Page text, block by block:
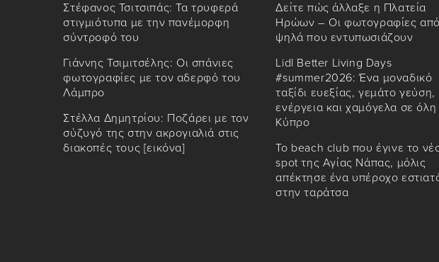
Στέφανος Τσιτσιπάς: Τα τρυφερά
στιγμιότυπα με την πανέμορφη
σύντροφό του
Γιάννης Τσιμιτσέλης: Οι σπάνιες
φωτογραφίες με τον αδερφό του
Λάμπρο
Στέλλα Δημητρίου: Ποζάρει με τον
σύζυγό της στην ακρογιαλιά στις
διακοπές τους [εικόνα]
Δείτε πώς άλλαξε η Πλατεία
Ηρώων – Οι φωτογραφίες από
ψηλά που εντυπωσιάζουν
Lidl Better Living Days
#summer2026: Ένα μοναδικό
ταξίδι ευεξίας, γεμάτο γεύση,
ενέργεια και χαμόγελα σε όλη
Κύπρο
Το beach club που έγινε το
spot της Αγίας Νάπας, μόλις
απέκτησε ένα υπέροχο
στην ταράτσα